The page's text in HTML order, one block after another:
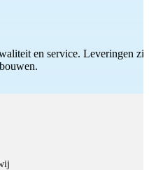
en service. Leveringen